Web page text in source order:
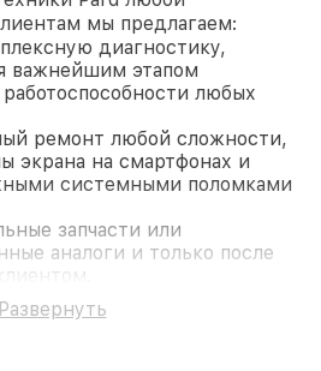
мы предлагаем:
диагностику,
важнейшим этапом
любых
ремонт любой сложности,
экрана на смартфонах и
системными поломками
запчасти или
аналоги и только после
комплектующие
гарантия. В случае
Развернуть